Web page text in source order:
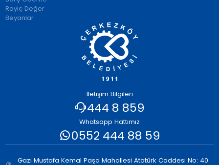
Rayiç Değer
Beyanlar
İletişim Bilgileri
444 8 859
Whatsapp Hattımız
0552 444 88 59
Gazi Mustafa Kemal Paşa Mahallesi Atatürk Caddesi No: 40